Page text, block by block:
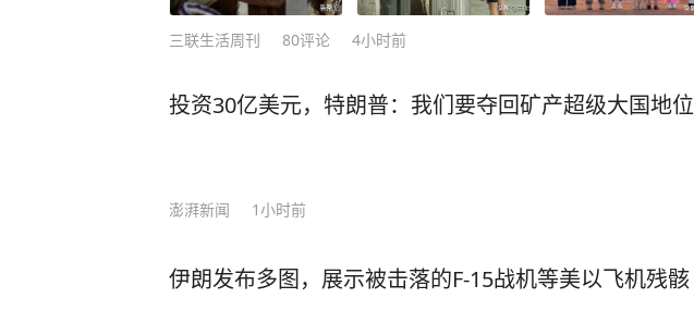
三联生活周刊 80评论 4小时前
投资30亿美元，特朗普：我们要夺回矿产超级大国地位
澎湃新闻 1小时前
伊朗发布多图，展示被击落的F-15战机等美以飞机残骸